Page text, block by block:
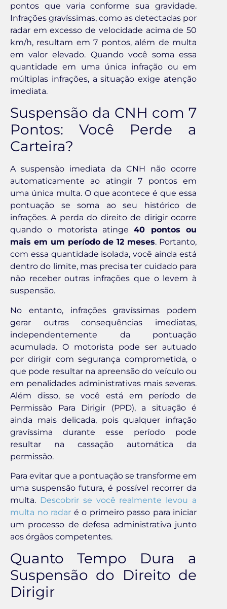
pontos que varia conforme sua gravidade.
Infrações gravíssimas, como as detectadas por
radar em excesso de velocidade acima de 50
km/h, resultam em 7 pontos, além de multa
em valor elevado. Quando você soma essa
quantidade em uma única infração ou em
múltiplas infrações, a situação exige atenção
imediata.
Suspensão da CNH com 7
Pontos: Você Perde a
Carteira?
A suspensão imediata da CNH não ocorre
automaticamente ao atingir 7 pontos em
uma única multa. O que acontece é que essa
pontuação se soma ao seu histórico de
infrações. A perda do direito de dirigir ocorre
quando o motorista atinge40 pontos ou
mais em um período de 12 meses. Portanto,
com essa quantidade isolada, você ainda está
dentro do limite, mas precisa ter cuidado para
não receber outras infrações que o levem à
suspensão.
No entanto, infrações gravíssimas podem
gerar outras consequências imediatas,
independentemente da pontuação
acumulada. O motorista pode ser autuado
por dirigir com segurança comprometida, o
que pode resultar na apreensão do veículo ou
em penalidades administrativas mais severas.
Além disso, se você está em período de
Permissão Para Dirigir (PPD), a situação é
ainda mais delicada, pois qualquer infração
gravíssima durante esse período pode
resultar na cassação automática da
permissão.
Para evitar que a pontuação se transforme em
uma suspensão futura, é possível recorrer da
multa. Descobrir se você realmente levou a
multa no radar é o primeiro passo para iniciar
um processo de defesa administrativa junto
aos órgãos competentes.
Quanto Tempo Dura a
Suspensão do Direito de
Dirigir